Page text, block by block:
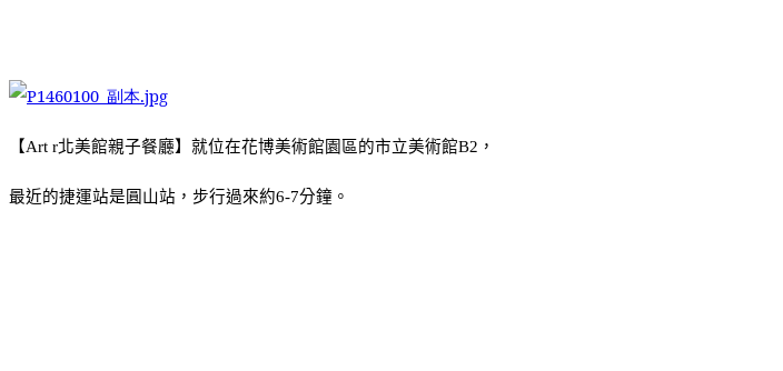
【Art r北美館親子餐廳】就位在花博美術館園區的市立美術館B2 ，
最近的捷運站是圓山站，步行過來約6-7分鐘。